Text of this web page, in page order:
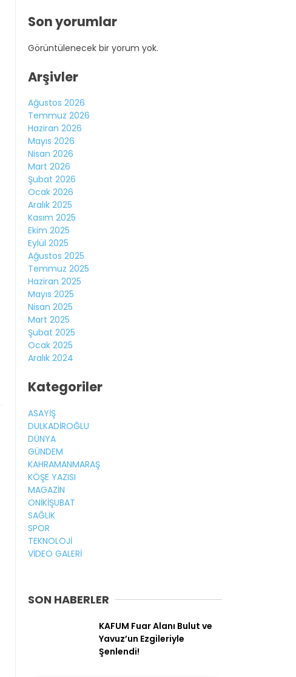
Son yorumlar
Görüntülenecek bir yorum yok.
Arşivler
Ağustos 2026
Temmuz 2026
Haziran 2026
Mayıs 2026
Nisan 2026
Mart 2026
Şubat 2026
Ocak 2026
Aralık 2025
Kasım 2025
Ekim 2025
Eylül 2025
Ağustos 2025
Temmuz 2025
Haziran 2025
Mayıs 2025
Nisan 2025
Mart 2025
Şubat 2025
Ocak 2025
Aralık 2024
Kategoriler
ASAYİŞ
DULKADİROĞLU
DÜNYA
GÜNDEM
KAHRAMANMARAŞ
KÖŞE YAZISI
MAGAZİN
ONİKİŞUBAT
SAĞLIK
SPOR
TEKNOLOJİ
VİDEO GALERİ
SON HABERLER
KAFUM Fuar Alanı Bulut ve
Yavuz’un Ezgileriyle
Şenlendi!